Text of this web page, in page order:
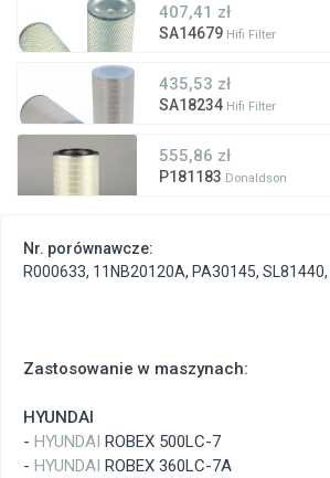
407,41 zł
SA14679 Hifi Filter
435,53 zł
SA18234 Hifi Filter
555,86 zł
P181183 Donaldson
Zastosowanie w maszynach:
HYUNDAI
- HYUNDAI ROBEX 500LC-7
- HYUNDAI ROBEX 360LC-7A
Nr. porównawcze:
R000633, 11NB20120A, PA30145, SL81440,